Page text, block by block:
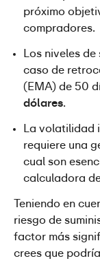
próximo
compradores.
Los niveles
caso de
(EMA) de 50
dólares.
La volatilidad
requiere una
cual son
calculadora
Teniendo en
riesgo de
factor más
crees que